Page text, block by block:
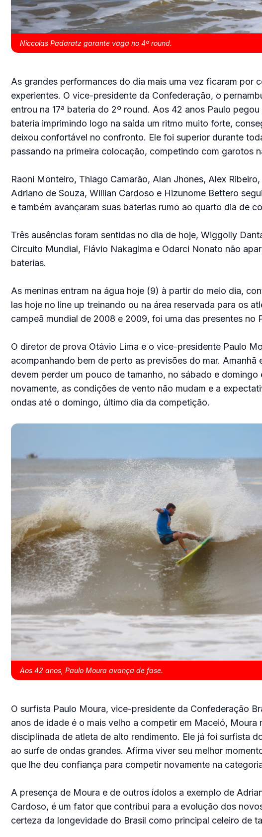
Niccolas Padaratz garante vaga no 4º round.
As grandes performances do dia mais uma vez ficaram por
experientes. O vice-presidente da Confederação, o
entrou na 17ª bateria do 2º round. Aos 42 anos Paulo
bateria imprimindo logo na saída um ritmo muito forte,
deixou confortável no confronto. Ele foi superior durante
passando na primeira colocação, competindo com garotos
Raoni Monteiro, Thiago Camarão, Alan Jhones, Alex
Adriano de Souza, Willian Cardoso e Hizunome Bettero
e também avançaram suas baterias rumo ao quarto dia de
Três ausências foram sentidas no dia de hoje, Wiggolly
Circuito Mundial, Flávio Nakagima e Odarci Nonato não
baterias.
As meninas entram na água hoje (9) à partir do meio dia,
las hoje no line up treinando ou na área reservada para os
campeã mundial de 2008 e 2009, foi uma das presentes no
O diretor de prova Otávio Lima e o vice-presidente Paulo
acompanhando bem de perto as previsões do mar. Amanhã
devem perder um pouco de tamanho, no sábado e domingo
novamente, as condições de vento não mudam e a
ondas até o domingo, último dia da competição.
Aos 42 anos, Paulo Moura avança de fase.
O surfista Paulo Moura, vice-presidente da Confederação
anos de idade é o mais velho a competir em Maceió, Moura
disciplinada de atleta de alto rendimento. Ele já foi surfista
ao surfe de ondas grandes. Afirma viver seu melhor
que lhe deu confiança para competir novamente na
A presença de Moura e de outros ídolos a exemplo de
Cardoso, é um fator que contribui para a evolução dos
certeza da longevidade do Brasil como principal celeiro de